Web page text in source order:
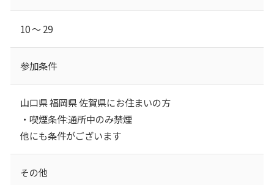
10 ～ 29
参加条件
山口県 福岡県 佐賀県にお住まいの方
・喫煙条件:通所中のみ禁煙
他にも条件がございます
その他